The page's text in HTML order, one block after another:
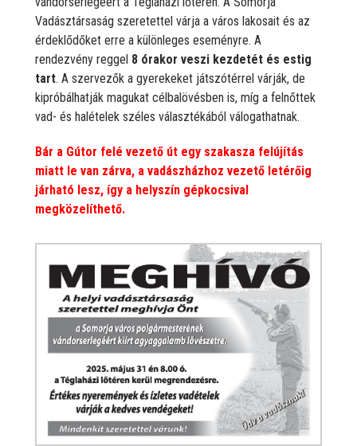
Vadásztársaság szeretettel várja a város lakosait és az
érdeklődőket erre a különleges eseményre. A
rendezvény reggel 8 órakor veszi kezdetét és estig
tart. A szervezők a gyerekeket játszótérrel várják, de
kipróbálhatják magukat célbalövésben is, míg a felnőttek
vad- és halételek széles választékából válogathatnak.
Bár a Gútor felé vezető út egy szakasza felújítás
miatt le van zárva, a vadászházhoz vezető letérőig
járható lesz, így a helyszín gépkocsival
megközelíthető.